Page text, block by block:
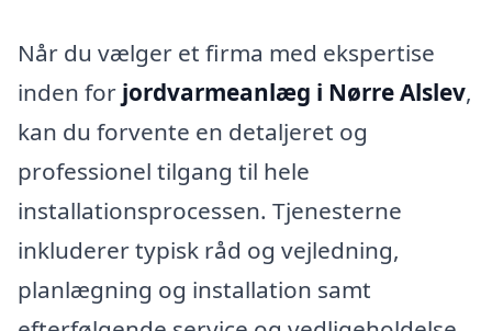
Når du vælger et firma med ekspertise
inden for jordvarmeanlæg i Nørre Alslev,
kan du forvente en detaljeret og
professionel tilgang til hele
installationsprocessen. Tjenesterne
inkluderer typisk råd og vejledning,
planlægning og installation samt